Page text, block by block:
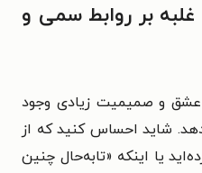
غلبه بر روابط سمی و
عشق و صمیمیت زیادی وجود
شاید احساس کنید که از
یا اینکه «تابه‌حال چنین